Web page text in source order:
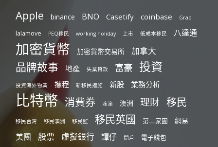
Apple binance BNO Casetify coinbase Grab
lalamove PEQ移民 working holiday 上市 低成本移民 八達通
加密貨幣 加密貨幣交易所 加拿大
品牌故事 地產 失業貸款 富豪 投資
投資海外物業 攜程 新移民措施 新股 業務分析
比特幣 消費券 滴滴 澳洲 理財 移民
移民台灣 移民澳洲 移民監 移民英國 第二家園 網易
美團 股票 虛擬銀行 譚仔 開戶 電子錢包